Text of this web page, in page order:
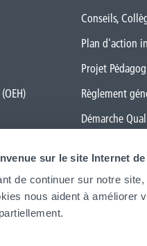
sur le site Internet de
de continuer sur notre
nous aident à améliorer
Conseils,
Plan d'action
Projet
Règlement
Démarche
Politique de